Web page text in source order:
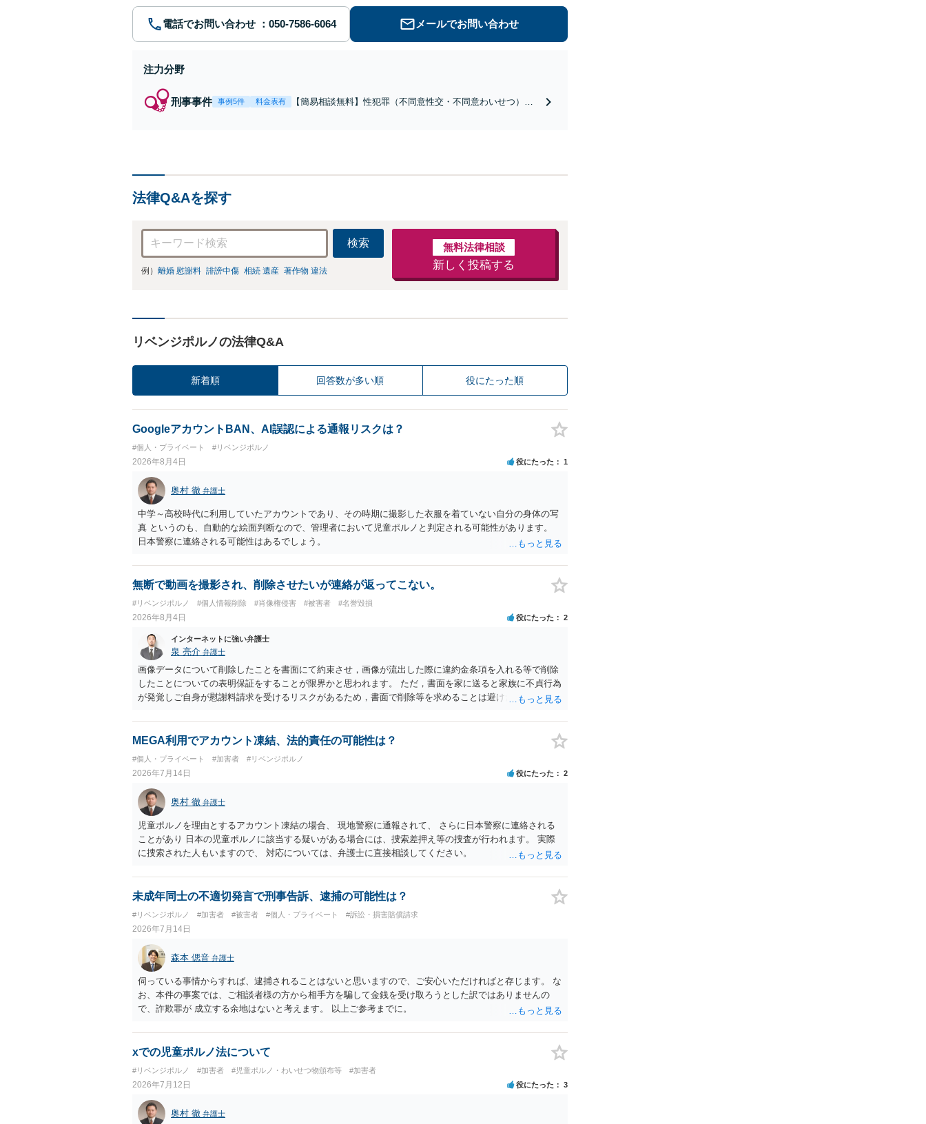
電話でお問い合わせ メールでお問い合わせ
注力分野
刑事事件 事例5件 料金表有
【簡易相談無料】性犯罪（不同意性交・不同意わいせつ）・
法律Q&Aを探す
検索
例） 離婚 慰謝料 誹謗中傷 相続 遺産 著作物 違法
無料法律相談
新しく投稿する
リベンジポルノの法律Q&A
新着順 回答数が多い順 役にたった順
GoogleアカウントBAN、AI誤認による通報リスクは？
#個人・プライベート #リベンジポルノ
2026年8月4日 役にたった 1
奥村 徹 弁護士
中学～高校時代に利用していたアカウントであり、その時期に撮影した衣服を着ていない自分の身体の写
真 というのも、自動的な絵面判断なので、管理者において児童ポルノと判定される可能性があります。
日本警察に連絡される可能性はあるでしょう。
無断で動画を撮影され、削除させたいが連絡が返ってこない。
#リベンジポルノ #個人情報削除 #肖像権侵害 #被害者 #名誉毀損
2026年8月4日 役にたった 2
インターネットに強い弁護士
泉 亮介 弁護士
画像データについて削除したことを書面にて約束させ，画像が流出した際に違約金条項を入れる等で削除
したことについての表明保証をすることが限界かと思われます。 ただ，書面を家に送ると家族に不貞行為
が発覚しご自身が慰謝料請求を受けるリスクがあるため，書面で削除等を求めることは避けたほうが良い
MEGA利用でアカウント凍結、法的責任の可能性は？
#個人・プライベート #加害者 #リベンジポルノ
2026年7月14日 役にたった 2
奥村 徹 弁護士
児童ポルノを理由とするアカウント凍結の場合、 現地警察に通報されて、 さらに日本警察に連絡される
ことがあり 日本の児童ポルノに該当する疑いがある場合には、捜索差押え等の捜査が行われます。 実際
に捜索された人もいますので、 対応については、弁護士に直接相談してください。
未成年同士の不適切発言で刑事告訴、逮捕の可能性は？
#リベンジポルノ #加害者 #被害者 #個人・プライベート #訴訟・損害賠償請求
2026年7月14日
森本 偲音 弁護士
伺っている事情からすれば、逮捕されることはないと思いますので、ご安心いただければと存じます。 な
お、本件の事案では、ご相談者様の方から相手方を騙して金銭を受け取ろうとした訳ではありませんの
で、詐欺罪が 成立する余地はないと考えます。 以上ご参考までに。
xでの児童ポルノ法について
#リベンジポルノ #加害者 #児童ポルノ・わいせつ物頒布等 #加害者
2026年7月12日 役にたった 3
奥村 徹 弁護士